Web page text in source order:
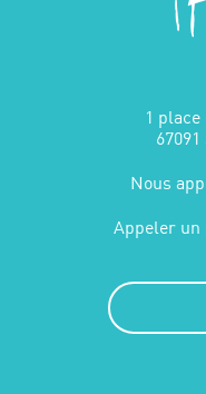
1
Nous
Appeler un